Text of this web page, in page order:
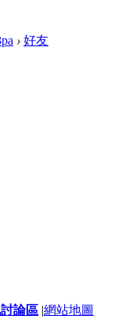
› 好友
論區 |網站地圖